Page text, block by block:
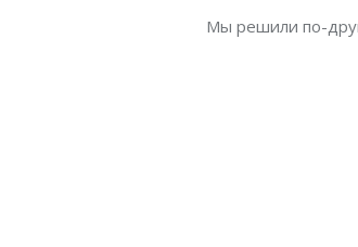
Мы решили по-